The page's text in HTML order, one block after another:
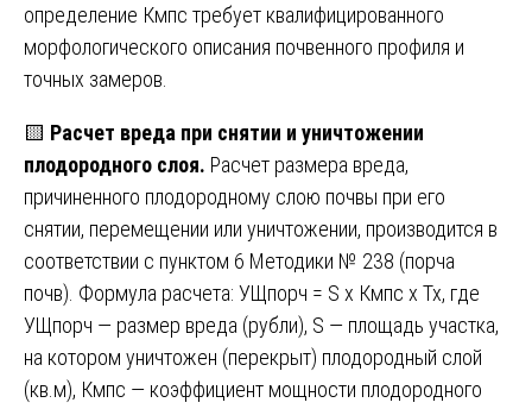
определение Кмпс требует квалифицированного
морфологического описания почвенного профиля и
точных замеров.
🟨 Расчет вреда при снятии и уничтожении
плодородного слоя. Расчет размера вреда,
причиненного плодородному слою почвы при его
снятии, перемещении или уничтожении, производится в
соответствии с пунктом 6 Методики № 238 (порча
почв). Формула расчета: УЩпорч = S x Кмпс x Тх, где
УЩпорч — размер вреда (рубли), S — площадь участка,
на котором уничтожен (перекрыт) плодородный слой
(кв.м), Кмпс — коэффициент мощности плодородного